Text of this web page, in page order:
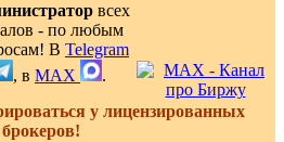
всех
- по любым
В Telegram
, в MAX
.
у лицензированных
брокеров!